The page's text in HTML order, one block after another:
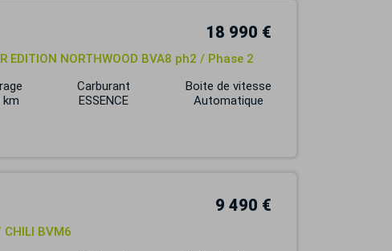
18 990 €
EDITION NORTHWOOD BVA8 ph2 / Phase 2
km
Carburant
ESSENCE
Boite de vitesse
Automatique
9 490 €
CHILI BVM6